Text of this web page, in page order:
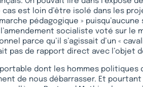
est loin d’être isolé dans les
pédagogique »
socialiste voté sur le
parce qu’il s’agissait d’un «
pas de rapport direct avec l’objet
dont les hommes politiques
de nous débarrasser. Et